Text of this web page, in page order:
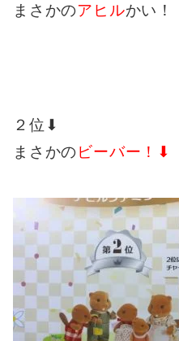
まさかのアヒルかい！
２位⬇︎
まさかのビーバー！⬇︎